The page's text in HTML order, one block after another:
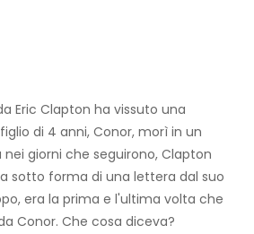
Eric Clapton ha vissuto una
di 4 anni, Conor, morì in un
giorni che seguirono, Clapton
sotto forma di una lettera dal suo
era la prima e l'ultima volta che
Conor. Che cosa diceva?